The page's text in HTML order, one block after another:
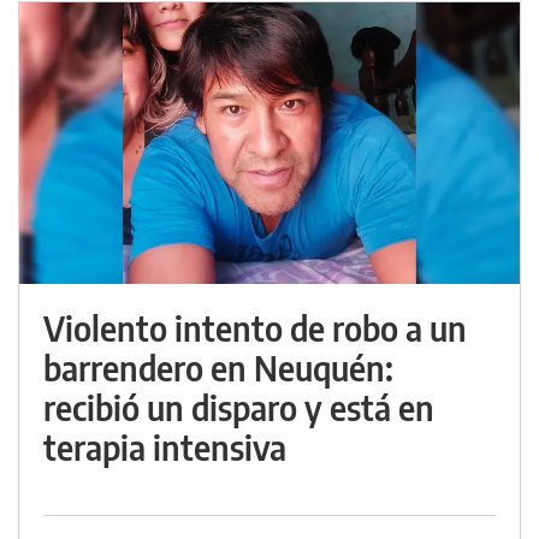
Violento intento de robo a un
barrendero en Neuquén:
recibió un disparo y está en
terapia intensiva